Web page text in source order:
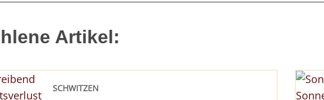
Artikel:
SCHWITZEN